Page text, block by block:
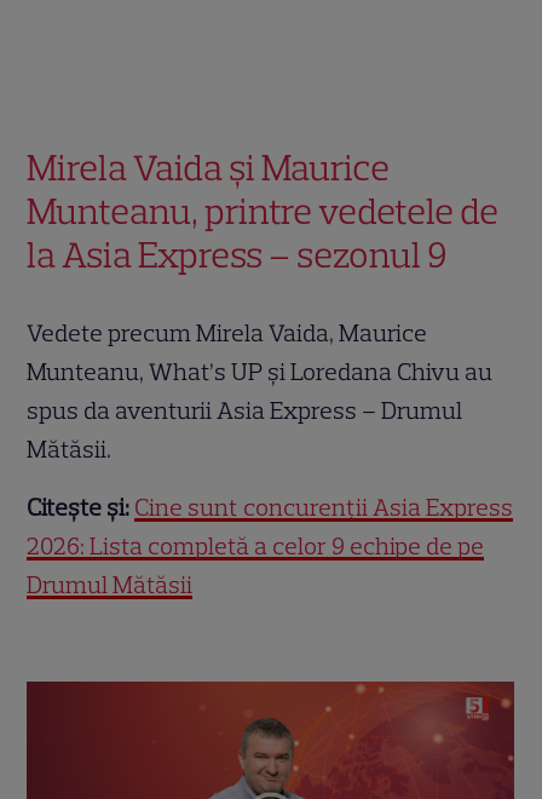
Mirela Vaida și Maurice
Munteanu, printre vedetele de
la Asia Express – sezonul 9
Vedete precum Mirela Vaida, Maurice
Munteanu, What’s UP și Loredana Chivu au
spus da aventurii Asia Express – Drumul
Mătăsii.
Citește și: Cine sunt concurenții Asia Express
2026: Lista completă a celor 9 echipe de pe
Drumul Mătăsii